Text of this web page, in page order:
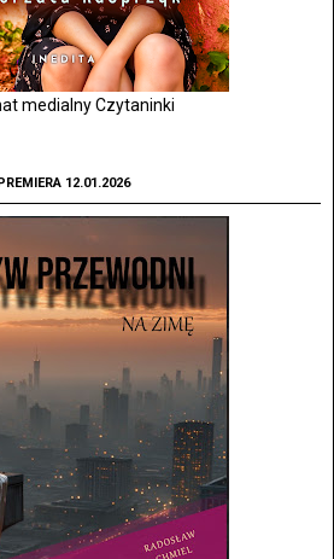
medialny Czytaninki
PREMIERA 12.01.2026